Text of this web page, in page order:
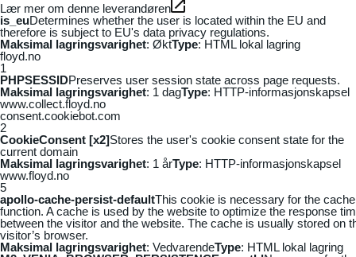
Lær mer om denne leverandøren
is_euDetermines whether the user is located within the EU and
therefore is subject to EU's data privacy regulations.
Maksimal lagringsvarighet: ØktType: HTML lokal lagring
floyd.no
1
PHPSESSIDPreserves user session state across page requests.
Maksimal lagringsvarighet: 1 dagType: HTTP-informasjonskapsel
www.collect.floyd.no
consent.cookiebot.com
2
CookieConsent [x2]Stores the user's cookie consent state for the
current domain
Maksimal lagringsvarighet: 1 årType: HTTP-informasjonskapsel
www.floyd.no
5
apollo-cache-persist-defaultThis cookie is necessary for the cache
function. A cache is used by the website to optimize the response
between the visitor and the website. The cache is usually stored on
visitor’s browser.
Maksimal lagringsvarighet: VedvarendeType: HTML lokal lagring